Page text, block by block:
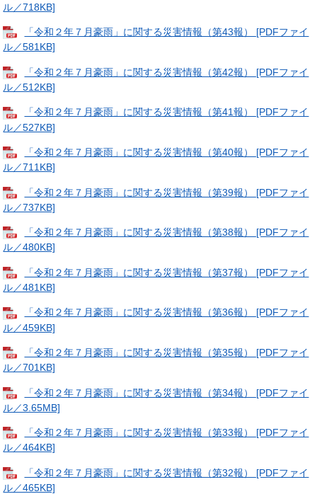
ル／718KB]
「令和２年７月豪雨」に関する災害情報（第43報） [PDFファイ
ル／581KB]
「令和２年７月豪雨」に関する災害情報（第42報） [PDFファイ
ル／512KB]
「令和２年７月豪雨」に関する災害情報（第41報） [PDFファイ
ル／527KB]
「令和２年７月豪雨」に関する災害情報（第40報） [PDFファイ
ル／711KB]
「令和２年７月豪雨」に関する災害情報（第39報） [PDFファイ
ル／737KB]
「令和２年７月豪雨」に関する災害情報（第38報） [PDFファイ
ル／480KB]
「令和２年７月豪雨」に関する災害情報（第37報） [PDFファイ
ル／481KB]
「令和２年７月豪雨」に関する災害情報（第36報） [PDFファイ
ル／459KB]
「令和２年７月豪雨」に関する災害情報（第35報） [PDFファイ
ル／701KB]
「令和２年７月豪雨」に関する災害情報（第34報） [PDFファイ
ル／3.65MB]
「令和２年７月豪雨」に関する災害情報（第33報） [PDFファイ
ル／464KB]
「令和２年７月豪雨」に関する災害情報（第32報） [PDFファイ
ル／465KB]